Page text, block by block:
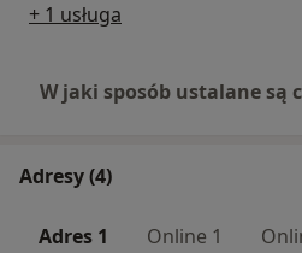
+ 1 usługa
W jaki sposób ustalane są
Adresy (4)
Adres 1 Online 1